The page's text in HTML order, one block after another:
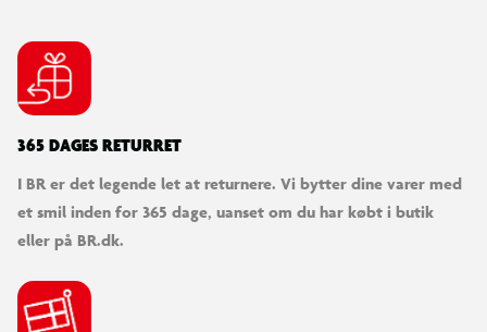
365 DAGES RETURRET
I BR er det legende let at returnere. Vi bytter dine varer med
et smil inden for 365 dage, uanset om du har købt i butik
eller på BR.dk.